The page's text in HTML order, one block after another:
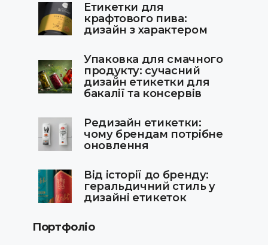
Етикетки для
крафтового пива:
дизайн з характером
Упаковка для смачного
продукту: сучасний
дизайн етикетки для
бакалії та консервів
Редизайн етикетки:
чому брендам потрібне
оновлення
Від історії до бренду:
геральдичний стиль у
дизайні етикеток
Портфоліо